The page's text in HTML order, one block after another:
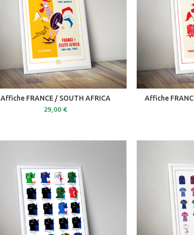
ADD TO CART
Affiche FRANCE / SOUTH AFRICA
29,00€
Affiche